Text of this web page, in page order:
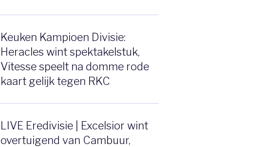
Keuken Kampioen Divisie:
Heracles wint spektakelstuk,
Vitesse speelt na domme rode
kaart gelijk tegen RKC
LIVE Eredivisie | Excelsior wint
overtuigend van Cambuur,